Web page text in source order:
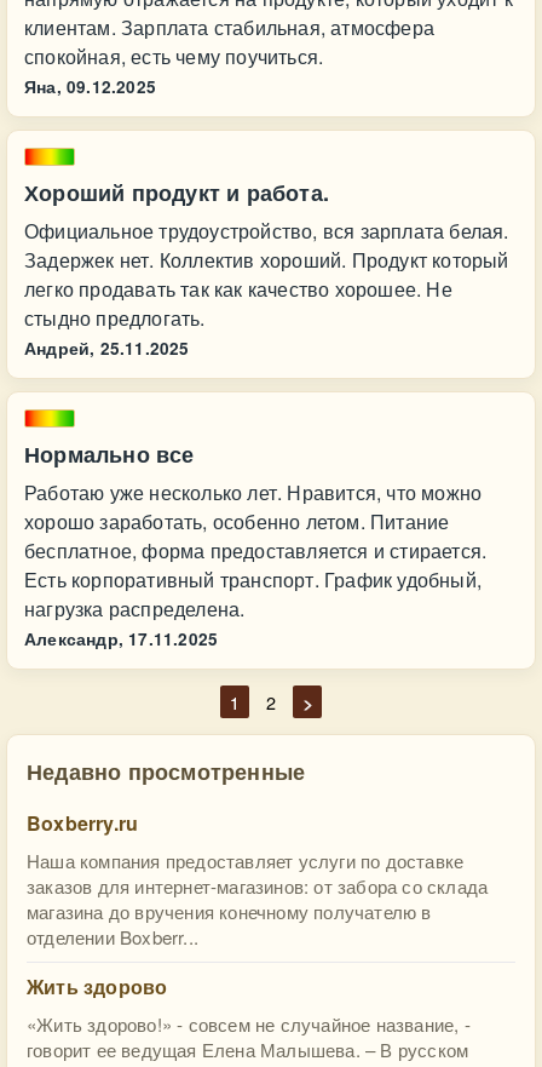
клиентам. Зарплата стабильная, атмосфера
спокойная, есть чему поучиться.
Яна, 09.12.2025
Хороший продукт и работа.
Официальное трудоустройство, вся зарплата белая.
Задержек нет. Коллектив хороший. Продукт который
легко продавать так как качество хорошее. Не
стыдно предлогать.
Андрей, 25.11.2025
Нормально все
Работаю уже несколько лет. Нравится, что можно
хорошо заработать, особенно летом. Питание
бесплатное, форма предоставляется и стирается.
Есть корпоративный транспорт. График удобный,
нагрузка распределена.
Александр, 17.11.2025
1 2 >
Недавно просмотренные
Boxberry.ru
Наша компания предоставляет услуги по доставке
заказов для интернет-магазинов: от забора со склада
магазина до вручения конечному получателю в
отделении Boxberr...
Жить здорово
«Жить здорово!» - совсем не случайное название, -
говорит ее ведущая Елена Малышева. – В русском